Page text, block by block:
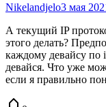
Nikelandjelo3 мая
А текущий IP
этого делать?
каждому девайсу по
девайся. Что уже
если я правильно